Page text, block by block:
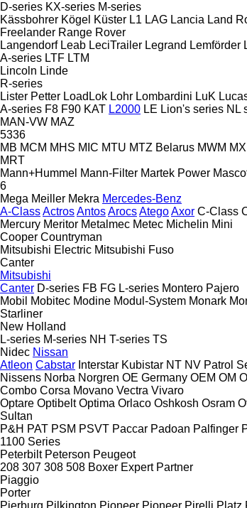
D-series KX-series M-series
Kässbohrer Kögel Küster L1 LAG Lancia Land
Freelander Range Rover
Langendorf Leab LeciTrailer Legrand Lemförder
A-series LTF LTM
Lincoln Linde
R-series
Lister Petter LoadLok Lohr Lombardini LuK
A-series F8 F90 KAT L2000 LE Lion's series NL
MAN-VW MAZ
5336
MB MCM MHS MIC MTU MTZ Belarus MWM MX
MRT
Mann+Hummel Mann-Filter Martek Power
6
Mega Meiller Mekra Mercedes-Benz
A-ClassActrosAntosArocsAtegoAxor C-Class
Mercury Meritor Metalmec Metec Michelin Mini
Cooper Countryman
Mitsubishi Electric Mitsubishi Fuso
Canter
Mitsubishi
Canter D-series FB FG L-series Montero Pajero
Mobil
Mobitec Modine Modul-System Monark
Starliner
New Holland
L-series M-series NH T-series TS
Nidec Nissan
Atleon Cabstar Interstar Kubistar NT NV Patrol
Nissens Norba Norgren OE Germany OEM OM
Combo Corsa Movano Vectra Vivaro
Optare Optibelt Optima Orlaco Oshkosh Osram
Sultan
P&H PAT PSM PSVT Paccar Padoan Palfinger
1100 Series
Peterbilt Peterson Peugeot
208 307 308 508 Boxer Expert Partner
Piaggio
Porter
Pierburg Pilkington Pioneer Pioneer Pirelli Platz